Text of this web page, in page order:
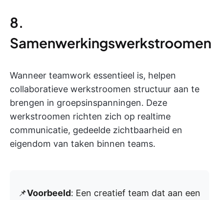
8.
Samenwerkingswerkstroomen
Wanneer teamwork essentieel is, helpen
collaboratieve werkstroomen structuur aan te
brengen in groepsinspanningen. Deze
werkstroomen richten zich op realtime
communicatie, gedeelde zichtbaarheid en
eigendom van taken binnen teams.
📌Voorbeeld: Een creatief team dat aan een